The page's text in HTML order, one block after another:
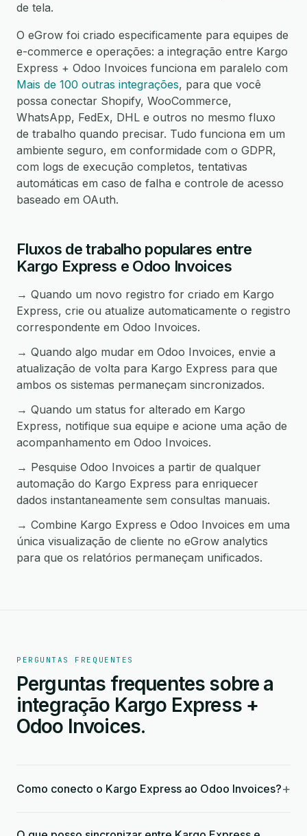
de tela.
O eGrow foi criado especificamente para equipes de
e-commerce e operações: a integração entre Kargo
Express + Odoo Invoices funciona em paralelo com
Mais de 100 outras integrações, para que você
possa conectar Shopify, WooCommerce,
WhatsApp, FedEx, DHL e outros no mesmo fluxo
de trabalho quando precisar. Tudo funciona em um
ambiente seguro, em conformidade com o GDPR,
com logs de execução completos, tentativas
automáticas em caso de falha e controle de acesso
baseado em OAuth.
Fluxos de trabalho populares entre
Kargo Express e Odoo Invoices
→ Quando um novo registro for criado em Kargo
Express, crie ou atualize automaticamente o registro
correspondente em Odoo Invoices.
→ Quando algo mudar em Odoo Invoices, envie a
atualização de volta para Kargo Express para que
ambos os sistemas permaneçam sincronizados.
→ Quando um status for alterado em Kargo
Express, notifique sua equipe e acione uma ação de
acompanhamento em Odoo Invoices.
→ Pesquise Odoo Invoices a partir de qualquer
automação do Kargo Express para enriquecer
dados instantaneamente sem consultas manuais.
→ Combine Kargo Express e Odoo Invoices em uma
única visualização de cliente no eGrow analytics
para que os relatórios permaneçam unificados.
PERGUNTAS FREQUENTES
Perguntas frequentes sobre a
integração Kargo Express +
Odoo Invoices.
Como conecto o Kargo Express ao Odoo Invoices?+